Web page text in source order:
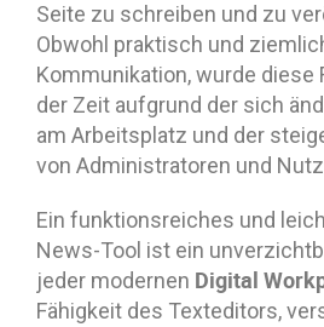
Seite zu schreiben und zu
Obwohl praktisch und
Kommunikation, wurde diese
der Zeit aufgrund der sich
am Arbeitsplatz und der
von Administratoren und
Ein funktionsreiches und
News-Tool ist ein
jeder modernen Digital
Fähigkeit des Texteditors,